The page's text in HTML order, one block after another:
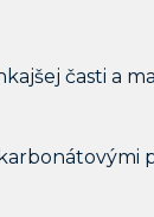
časti a